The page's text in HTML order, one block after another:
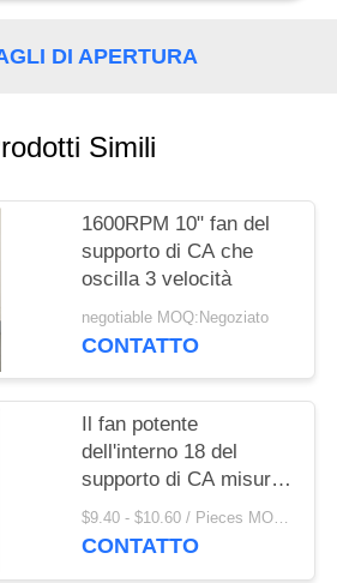
DI APERTURA
Simili
1600RPM 10" fan del
supporto di CA che
oscilla 3 velocità
negotiable MOQ:Negoziato
CONTATTO
Il fan potente
dell'interno 18 del
supporto di CA misura
le 3 regolazioni in
pollici della velocità su
$9.40 - $10.60 / Pieces MOQ:1000 Piece / Pieces
CONTATTO